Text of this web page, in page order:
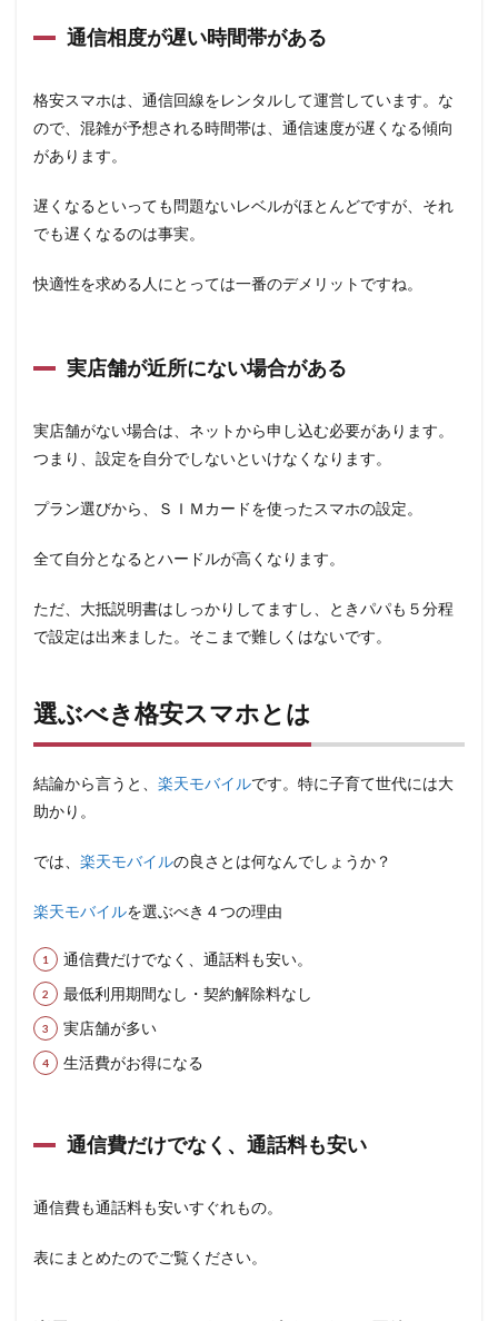
通信相度が遅い時間帯がある
格安スマホは、通信回線をレンタルして運営しています。な
ので、混雑が予想される時間帯は、通信速度が遅くなる傾向
があります。
遅くなるといっても問題ないレベルがほとんどですが、それ
でも遅くなるのは事実。
快適性を求める人にとっては一番のデメリットですね。
実店舗が近所にない場合がある
実店舗がない場合は、ネットから申し込む必要があります。
つまり、設定を自分でしないといけなくなります。
プラン選びから、ＳＩＭカードを使ったスマホの設定。
全て自分となるとハードルが高くなります。
ただ、大抵説明書はしっかりしてますし、ときパパも５分程
で設定は出来ました。そこまで難しくはないです。
選ぶべき格安スマホとは
結論から言うと、 楽天モバイルです。特に子育て世代には大
助かり。
では、 楽天モバイルの良さとは何なんでしょうか？
楽天モバイルを選ぶべき４つの理由
通信費だけでなく、通話料も安い。
最低利用期間なし・契約解除料なし
実店舗が多い
生活費がお得になる
通信費だけでなく、通話料も安い
通信費も通話料も安いすぐれもの。
表にまとめたのでご覧ください。